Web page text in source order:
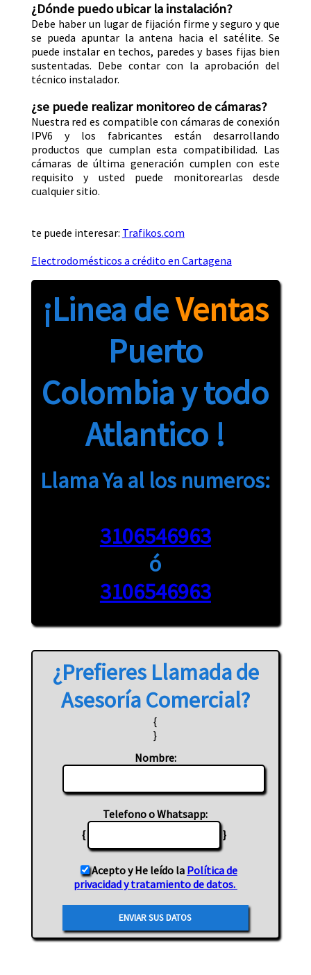
¿Dónde puedo ubicar la instalación?
Debe haber un lugar de fijación firme y seguro y que
se pueda apuntar la antena hacia el satélite. Se
puede instalar en techos, paredes y bases fijas bien
sustentadas. Debe contar con la aprobación del
técnico instalador.
¿se puede realizar monitoreo de cámaras?
Nuestra red es compatible con cámaras de conexión
IPV6 y los fabricantes están desarrollando
productos que cumplan esta compatibilidad. Las
cámaras de última generación cumplen con este
requisito y usted puede monitorearlas desde
cualquier sitio.
te puede interesar: Trafikos.com
Electrodomésticos a crédito en Cartagena
¡Linea deVentas
Puerto
Colombia y todo
Atlantico !
Llama Ya al los numeros:
3106546963
ó
3106546963
¿Prefieres Llamadade
Asesoría Comercial?
{
}
Nombre:
Telefono o Whatsapp:
{
}
Acepto y He leído la Política de
privacidad y tratamiento de datos.